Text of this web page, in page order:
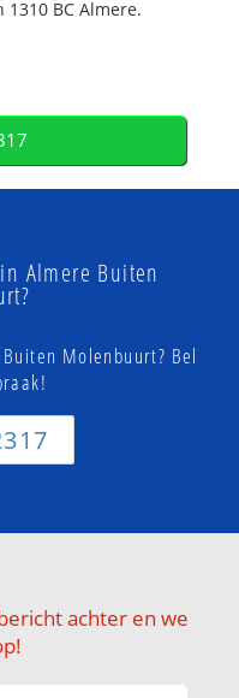
BC Almere.
Almere Buiten
Molenbuurt? Bel
achter en we